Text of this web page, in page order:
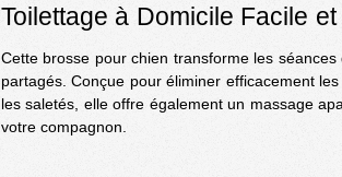
Toilettage à Domicile Facile
Cette brosse pour chien transforme les
partagés. Conçue pour éliminer efficacement
les saletés, elle offre également un massage
votre compagnon.